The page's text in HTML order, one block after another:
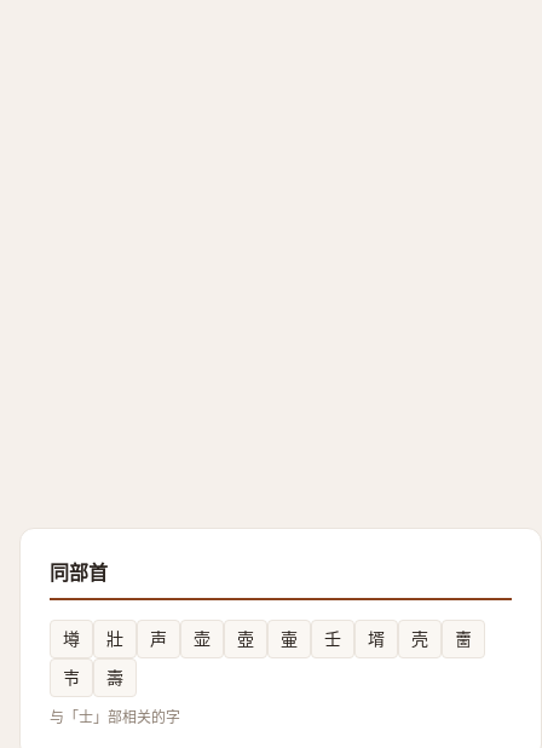
同部首
壿 壯 声 壶 壺 壷 壬 壻 壳
夁
壭
壽
与「士」部相关的字